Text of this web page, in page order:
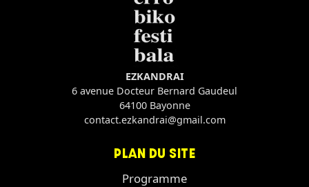
EZKANDRAI
6 avenue Docteur Bernard Gaudeul
64100 Bayonne
contact.ezkandrai@gmail.com
PLAN DU SITE
Programme